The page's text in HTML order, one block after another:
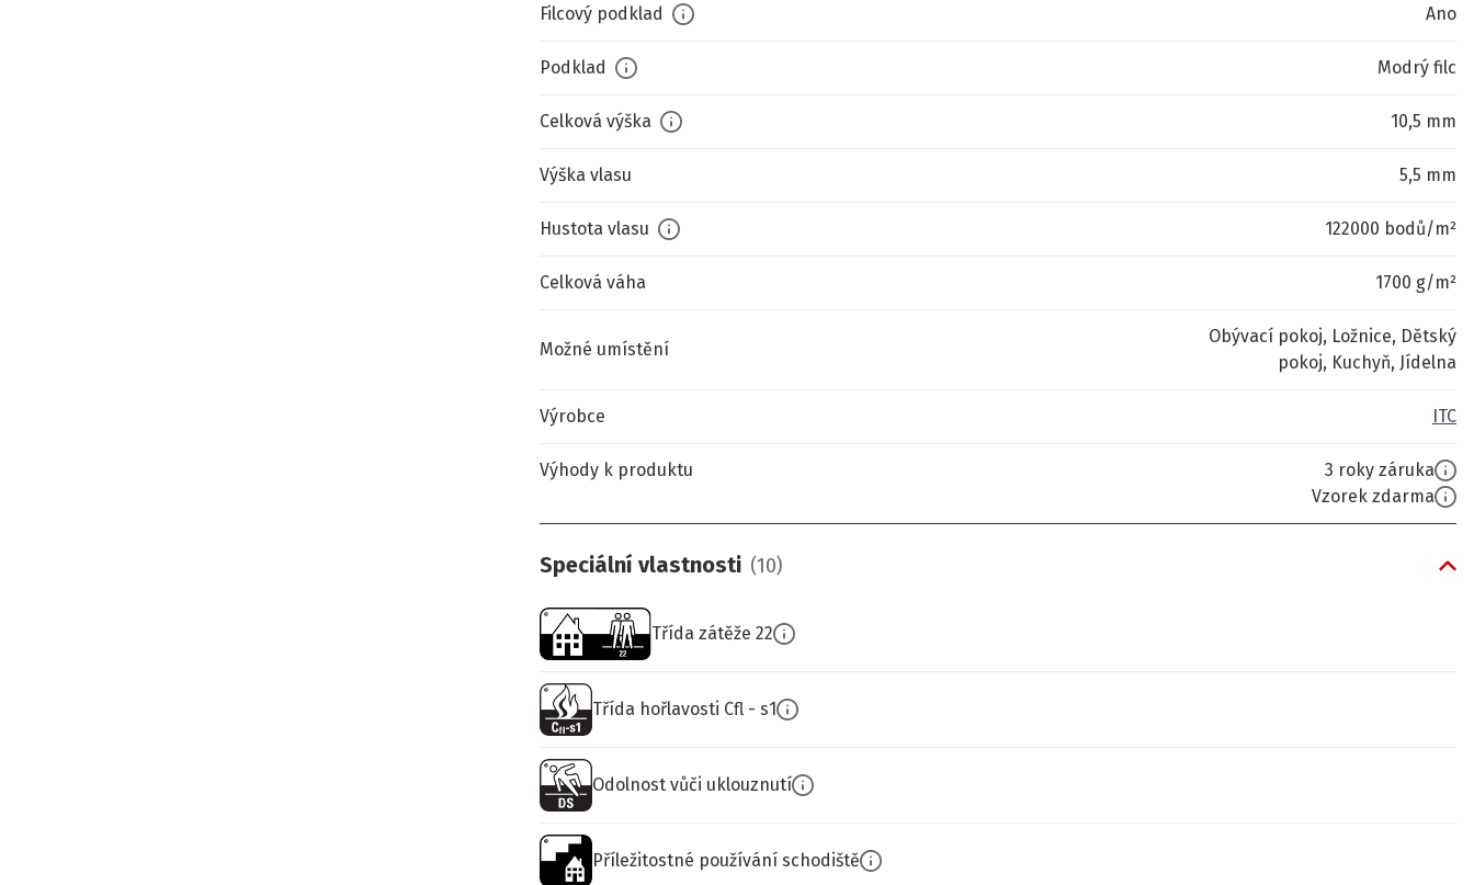
Filcový podklad Ano
Podklad Modrý filc
Celková výška 10,5 mm
Výška vlasu 5,5 mm
Hustota vlasu 122000 bodů/m²
Celková váha 1700 g/m²
Možné umístění
Obývací pokoj, Ložnice, Dětský
pokoj, Kuchyň, Jídelna
Výrobce ITC
Výhody k produktu
3 roky záruka
Vzorek zdarma
Speciální vlastnosti (10)
Třída zátěže 22
Třída hořlavosti Cfl - s1
Odolnost vůči uklouznutí
Příležitostné používání schodiště